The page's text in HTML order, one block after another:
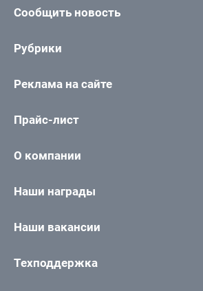
Сообщить новость
Рубрики
Реклама на сайте
Прайс-лист
О компании
Наши награды
Наши вакансии
Техподдержка